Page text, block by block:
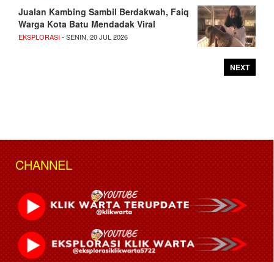
Jualan Kambing Sambil Berdakwah, Faiq
Warga Kota Batu Mendadak Viral
EKSPLORASI- SENIN, 20 JUL 2026
NEXT
CHANNEL